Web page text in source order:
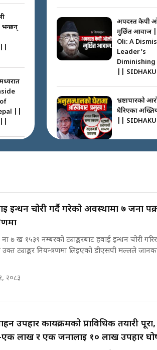
भन्छन्
||
? ||
सकस
||
आफ्नै
||
अपदस्त केपी
मुर्छित आवाज
Oli: A
Leader’s
Diminishing
||
भ्रष्टाचारको
घेरिएका
||
over
Minister ||
पोप्पोको
लोभमा घरबार
मन्त्री आउने
भएको थियो
|| Raj
इन्धन चोरी गर्दै गरेको अवस्थामा ७ जना
ना ७ ख १५३९ नम्बरको ट्याङ्करबाट हवाई इन्धन चोरी
ट्याङ्कर नियन्त्रणमा लिइएको डीएसपी मल्लले
२०८३
उपहार कार्यक्रमको प्राविधिक तयारी
लाख र एक जनालाई १० लाख उपहार